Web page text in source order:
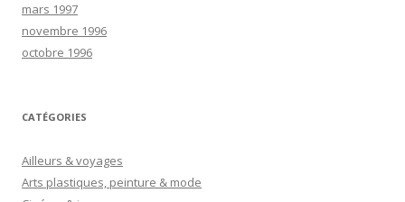
mars 1997
novembre 1996
octobre 1996
CATÉGORIES
Ailleurs & voyages
Arts plastiques, peinture & mode